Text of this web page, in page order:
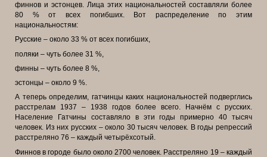
финнов и эстонцев. Лица этих национальностей составляли более
80 % от всех погибших. Вот распределение по этим
национальностям:
Русские – около 33 % от всех погибших,
поляки – чуть более 31 %,
финны – чуть более 8 %,
эстонцы – около 9 %.
А теперь определим, гатчинцы каких национальностей подверглись
расстрелам 1937 – 1938 годов более всего. Начнём с русских.
Население Гатчины составляло в эти годы примерно 40 тысяч
человек. Из них русских – около 30 тысяч человек. В годы репрессий
расстреляно 76 – каждый четырёхсотый.
Финнов в городе было около 2700 человек. Расстреляно 19 – каждый